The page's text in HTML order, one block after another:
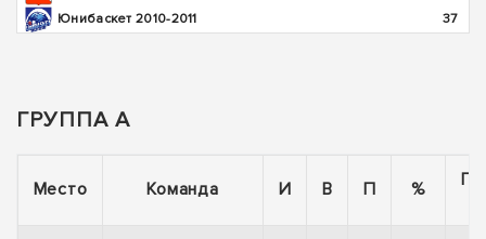
Юнибаскет 2010-2011
37
ГРУППА А
Место Команда И В П %